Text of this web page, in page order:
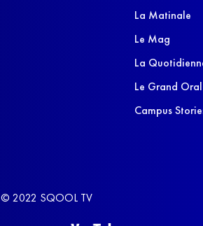
La Matinale
Le Mag
La
Le Grand Oral
Campus
© 2022 SQOOL TV